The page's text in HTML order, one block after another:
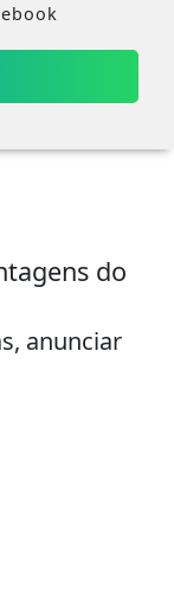
do
anunciar